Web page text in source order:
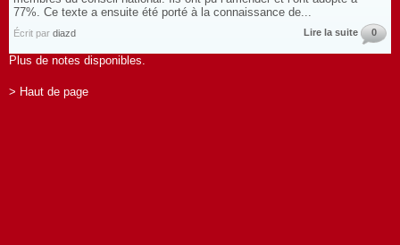
77%. Ce texte a ensuite été porté à la connaissance de...
Écrit par diazd Lire la suite 0
Plus de notes disponibles.
> Haut de page